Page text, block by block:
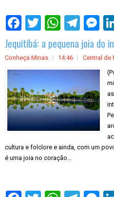
Jequitibá: a pequena joia do
Conheça Minas 14:46 Central de
cultura e folclore e ainda, com um
é uma joia no coração...